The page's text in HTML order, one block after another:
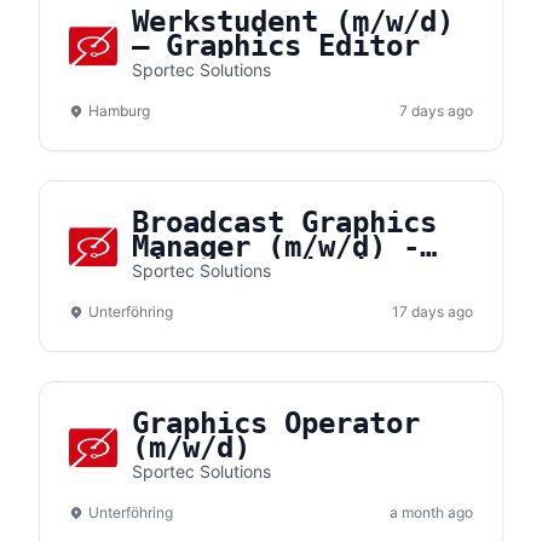
Werkstudent (m/w/d)
– Graphics Editor
Sportec Solutions
Hamburg 7 days ago
Broadcast Graphics
Manager (m/w/d) -
Vizrt Specialist
Sportec Solutions
Unterföhring 17 days ago
Graphics Operator
(m/w/d)
Sportec Solutions
Unterföhring a month ago